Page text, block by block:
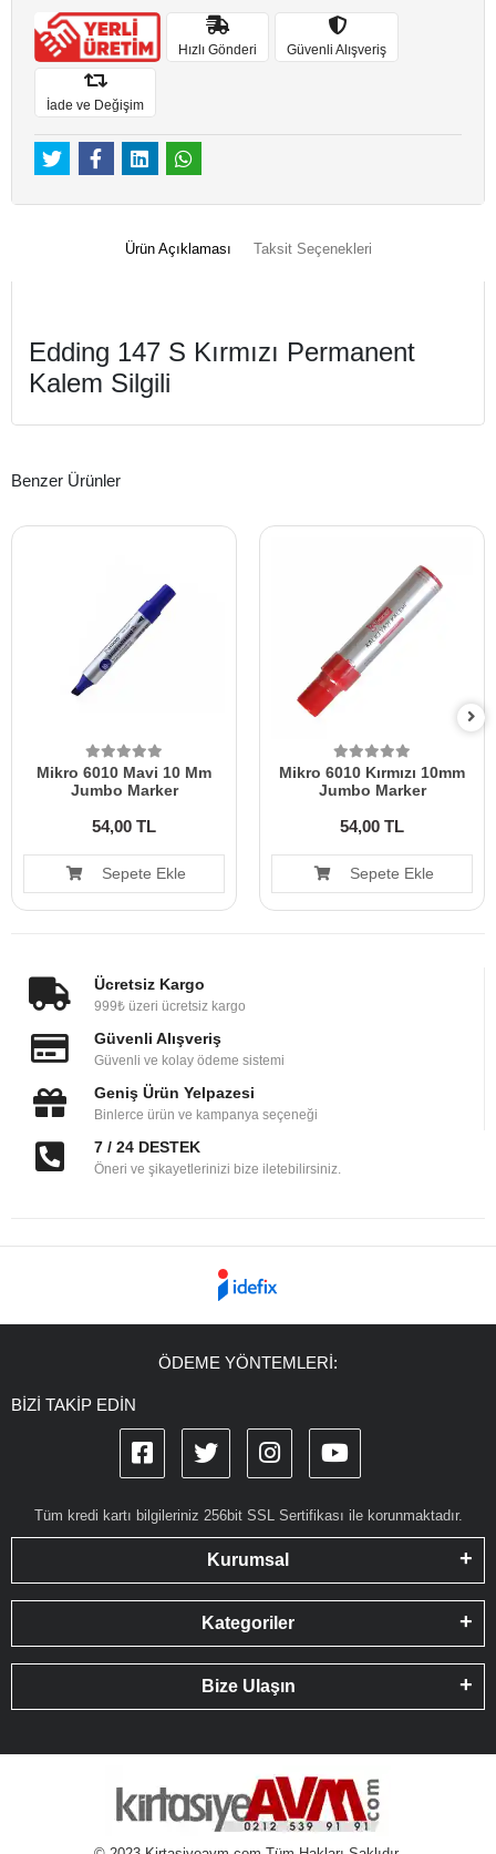
Hızlı Gönderi Güvenli Alışveriş
İade ve Değişim
Ürün Açıklaması Taksit Seçenekleri
Edding 147 S Kırmızı Permanent
Kalem Silgili
Benzer Ürünler
Mikro 6010 Mavi 10 Mm
Jumbo Marker
54,00 TL
Sepete Ekle
Mikro 6010 Kırmızı 10mm
Jumbo Marker
54,00 TL
Sepete Ekle
Ücretsiz Kargo
999₺ üzeri ücretsiz kargo
Güvenli Alışveriş
Güvenli ve kolay ödeme sistemi
Geniş Ürün Yelpazesi
Binlerce ürün ve kampanya seçeneği
7 / 24 DESTEK
Öneri ve şikayetlerinizi bize iletebilirsiniz.
ÖDEME YÖNTEMLERİ:
BİZİ TAKİP EDİN
Tüm kredi kartı bilgileriniz 256bit SSL Sertifikası ile korunmaktadır.
Kurumsal
Kategoriler
Bize Ulaşın